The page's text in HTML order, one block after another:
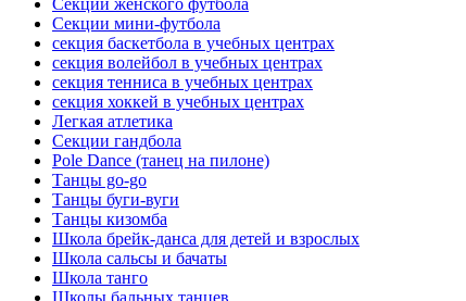
Секции мини-футбола
секция баскетбола в учебных центрах
секция волейбол в учебных центрах
секция тенниса в учебных центрах
секция хоккей в учебных центрах
Легкая атлетика
Секции гандбола
Pole Dance (танец на пилоне)
Танцы go-go
Танцы буги-вуги
Танцы кизомба
Школа брейк-данса для детей и взрослых
Школа сальсы и бачаты
Школа танго
Школы бальных танцев